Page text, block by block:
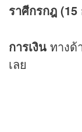
ราศีกรกฎ
การเงิน ทางด้
เลย